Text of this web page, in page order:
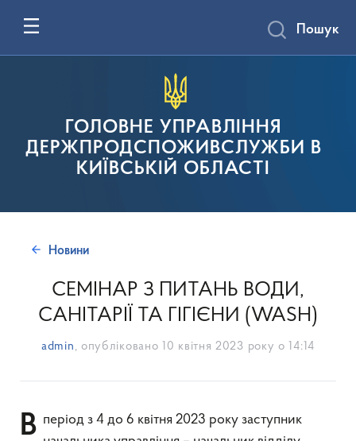
ГОЛОВНЕ УПРАВЛІННЯ
ДЕРЖПРОДСПОЖИВСЛУЖБИ В
КИЇВСЬКІЙ ОБЛАСТІ
Пошук
Новини
СЕМІНАР З ПИТАНЬ ВОДИ,
САНІТАРІЇ ТА ГІГІЄНИ (WASH)
admin , опубліковано 10 квітня 2023 року о 14:14
В період з 4 до 6 квітня 2023 року заступник